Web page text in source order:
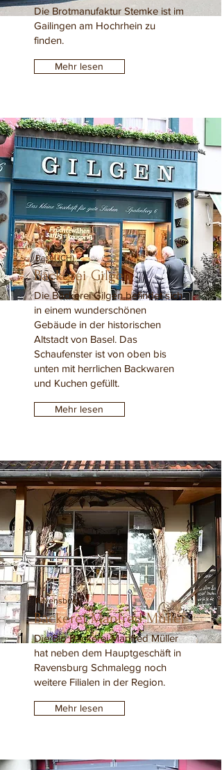
Die Brotmanufaktur Stemke ist im
Gailingen am Hochrhein zu
finden.
Mehr lesen
Basel (CH)
Bäckerei Gilgen
Die Bäckerei Gilgen befindet sich
in einem wunderschönen
Gebäude in der historischen
Altstadt von Basel. Das
Schaufenster ist von oben bis
unten mit herrlichen Backwaren
und Kuchen gefüllt.
Mehr lesen
Ravensburg
Bäckerei Manfred Müller
Die Bio Bäckerei Manfred Müller
hat neben dem Hauptgeschäft in
Ravensburg Schmalegg noch
weitere Filialen in der Region.
Mehr lesen